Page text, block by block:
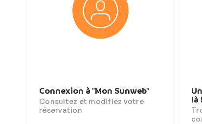
Connexion à "Mon Sunweb"
Consultez et modifiez votre
réservation
là !